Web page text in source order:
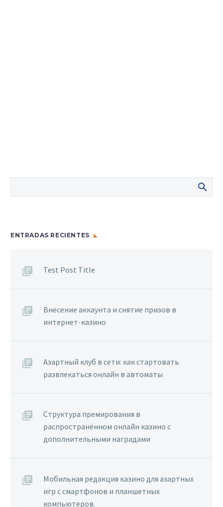
ENTRADAS RECIENTES
Test Post Title
Внесение аккаунта и снятие призов в
интернет-казино
Азартный клуб в сети: как стартовать
развлекаться онлайн в автоматы
Структура премирования в
распространённом онлайн казино с
дополнительными наградами
Мобильная редакция казино для азартных
игр с смартфонов и планшетных
компьютеров.